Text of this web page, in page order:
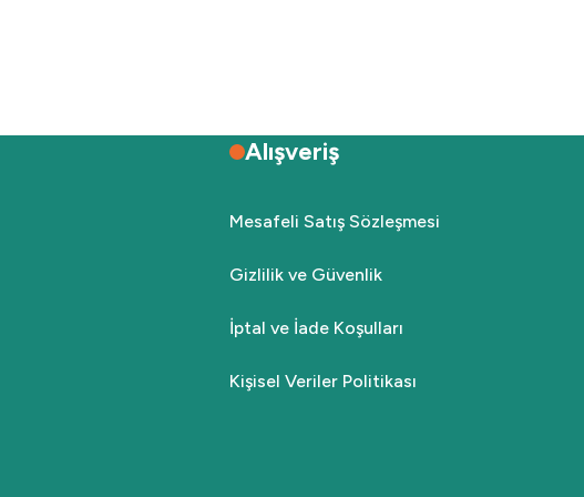
Alışveriş
Mesafeli Satış Sözleşmesi
Gizlilik ve Güvenlik
İptal ve İade Koşulları
Kişisel Veriler Politikası